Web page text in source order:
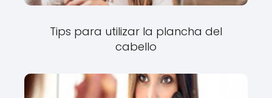
Tips para utilizar la plancha del
cabello